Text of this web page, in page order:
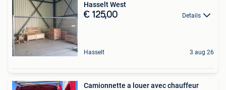
Hasselt West
€ 125,00 Details
Hasselt 3 aug 26
Camionnette a louer avec chauffeur